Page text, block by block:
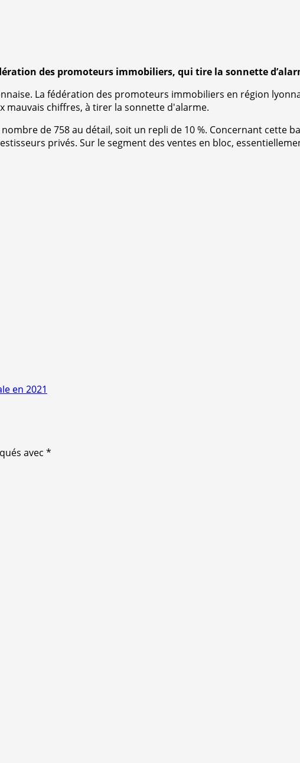
des promoteurs immobiliers, qui tire la sonnette
La fédération des promoteurs immobiliers en région
mauvais chiffres, à tirer la sonnette d'alarme.
de 758 au détail, soit un repli de 10 %. Concernant cette
privés. Sur le segment des ventes en bloc,
en 2021
avec *